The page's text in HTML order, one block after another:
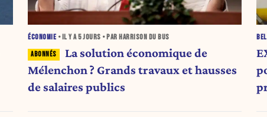
ÉCONOMIE • IL Y A5 JOURS • PAR HARRISON DU BUS
La solution économique de
Mélenchon ? Grands travaux et hausses
de salaires publics